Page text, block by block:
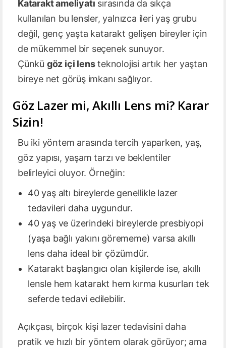
Katarakt ameliyatı sırasında da sıkça
kullanılan bu lensler, yalnızca ileri yaş grubu
değil, genç yaşta katarakt gelişen bireyler için
de mükemmel bir seçenek sunuyor.
Çünkü göz içi lensteknolojisi artık her yaştan
bireye net görüş imkanı sağlıyor.
Göz Lazer mi, Akıllı Lens mi? Karar
Sizin!
Bu iki yöntem arasında tercih yaparken, yaş,
göz yapısı, yaşam tarzı ve beklentiler
belirleyici oluyor. Örneğin:
40 yaş altı bireylerde genellikle lazer
tedavileri daha uygundur.
40 yaş ve üzerindeki bireylerde presbiyopi
(yaşa bağlı yakını görememe) varsa akıllı
lens daha ideal bir çözümdür.
Katarakt başlangıcı olan kişilerde ise, akıllı
lensle hem katarakt hem kırma kusurları tek
seferde tedavi edilebilir.
Açıkçası, birçok kişi lazer tedavisini daha
pratik ve hızlı bir yöntem olarak görüyor; ama